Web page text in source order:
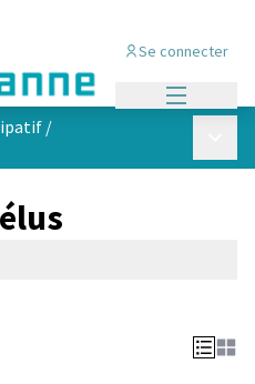
Se connecter
/